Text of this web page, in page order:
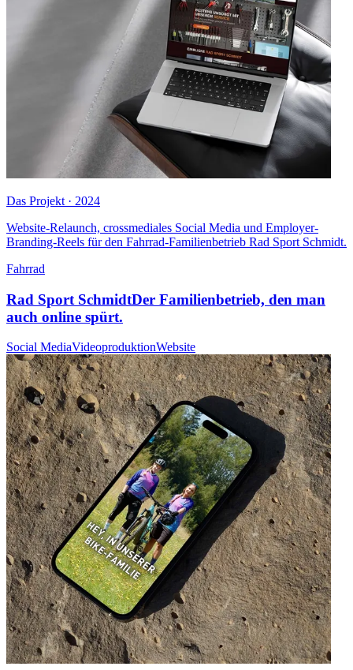
Das Projekt · 2024
Website-Relaunch, crossmediales Social Media und Employer-
Branding-Reels für den Fahrrad-Familienbetrieb Rad Sport Schmidt.
Fahrrad
Rad Sport SchmidtDer Familienbetrieb, den man
auch online spürt.
Social MediaVideoproduktionWebsite